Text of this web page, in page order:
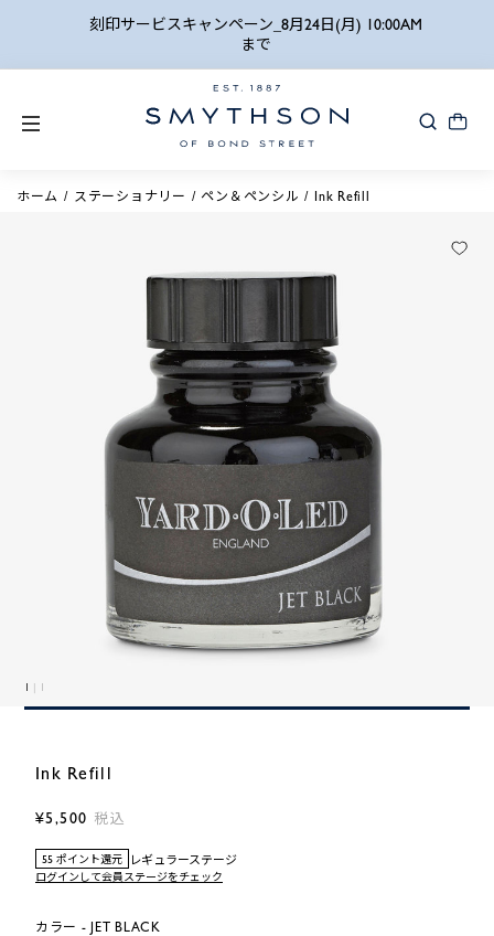
刻印サービスキャンペーン_8月24日(月) 10:00AM
まで
ホーム ステーショナリー ペン＆ペンシル Ink Refill
1 | 1
Ink Refill
¥5,500 税込
55 ポイント還元 レギュラーステージ
ログインして会員ステージをチェック
カラー - JET BLACK